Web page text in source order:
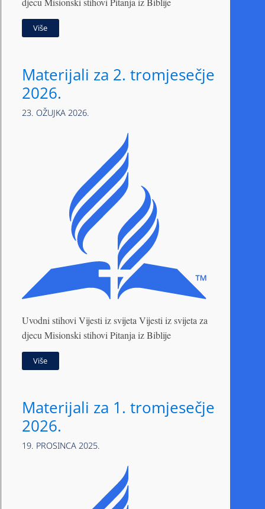
Više
Materijali za 2. tromjesečje
2026.
23. OŽUJKA 2026.
Uvodni stihovi Vijesti iz svijeta Vijesti iz svijeta za
djecu Misionski stihovi Pitanja iz Biblije
Više
Materijali za 1. tromjesečje
2026.
19. PROSINCA 2025.